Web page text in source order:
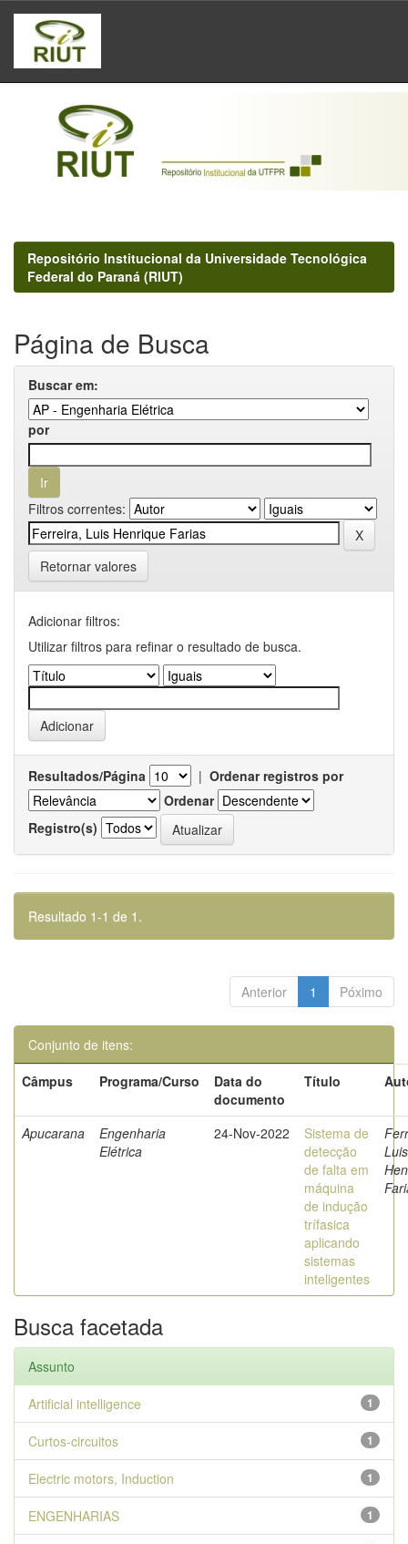
Skip
navigation
Repositório Institucional da Universidade Tecnológica
Federal do Paraná (RIUT)
Página de Busca
Buscar em:
por
Filtros correntes:
Retornar valores
Adicionar filtros:
Utilizar filtros para refinar o resultado de busca.
Resultados/Página | Ordenar registros por
Ordenar
Registro(s)
Resultado 1-1 de 1.
Anterior 1 Póximo
Conjunto de itens:
Câmpus
Programa/Curso
Data do
documento
Título
Apucarana
Engenharia
Elétrica
24-Nov-2022
Sistema de
detecção
de falta em
máquina
de indução
trífasica
aplicando
sistemas
inteligentes
Luis
Busca facetada
Assunto
1
Artificial intelligence
1
Curtos-circuitos
1
Electric motors, Induction
1
ENGENHARIAS